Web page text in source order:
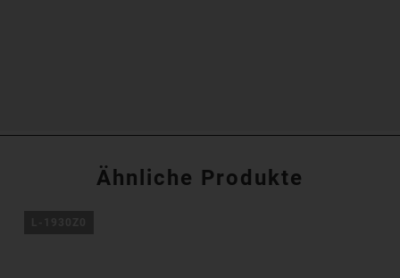
Ähnliche Produkte